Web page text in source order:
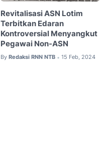
Revitalisasi ASN Lotim
Terbitkan Edaran
Kontroversial Menyangkut
Pegawai Non-ASN
By Redaksi RNN NTB • 15 Feb, 2024